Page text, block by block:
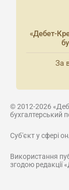
«Дебет-
За
© 2012-2026
бухгалтерський
Суб'єкт у сфері
Використання
згодою редакції